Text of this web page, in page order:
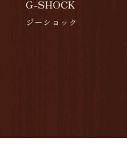
G-SHOCK
ジーショック